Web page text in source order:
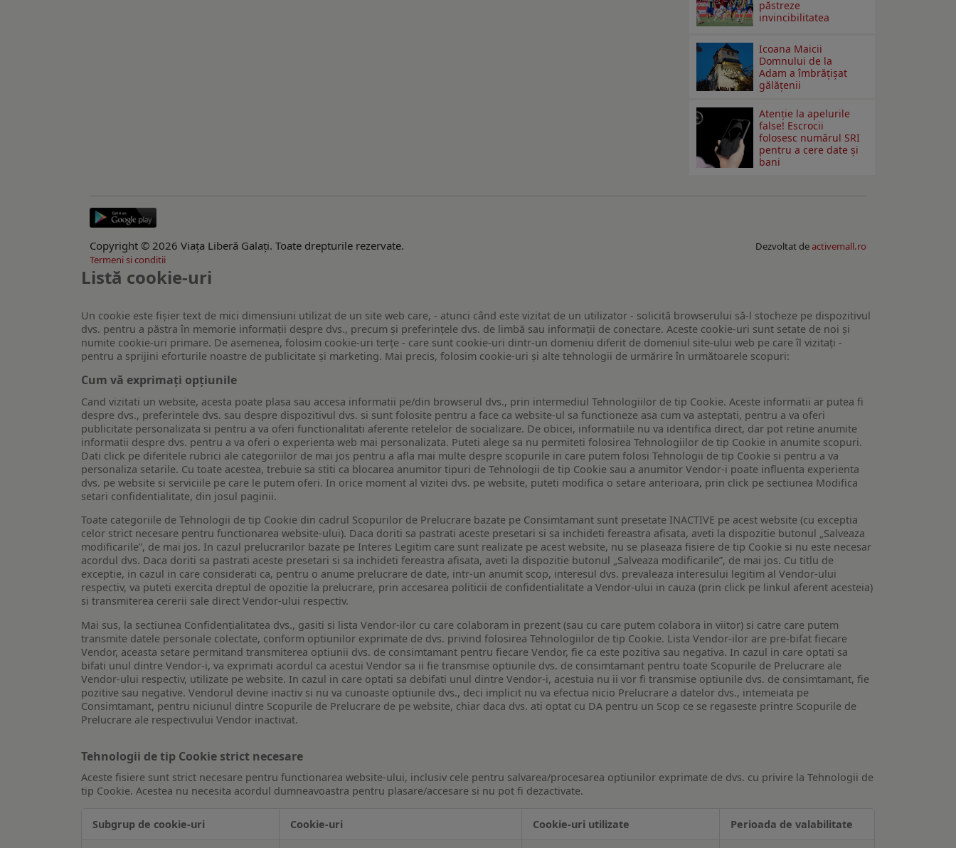
păstreze
invincibilitatea
Icoana Maicii
Domnului de la
Adam a îmbrățișat
gălățenii
Atenție la apelurile
false! Escrocii
folosesc numărul SRI
pentru a cere date și
bani
Copyright © 2026 Viaţa Liberă Galaţi. Toate drepturile rezervate. Dezvoltat deactivemall.ro
Termeni si conditii
Listă cookie-uri
Un cookie este fişier text de mici dimensiuni utilizat de un site web care, - atunci când este vizitat de un utilizator - solicită browserului să-l stocheze pe dispozitivul
dvs. pentru a păstra în memorie informații despre dvs., precum și preferințele dvs. de limbă sau informații de conectare. Aceste cookie-uri sunt setate de noi și
numite cookie-uri primare. De asemenea, folosim cookie-uri terțe - care sunt cookie-uri dintr-un domeniu diferit de domeniul site-ului web pe care îl vizitați -
pentru a sprijini eforturile noastre de publicitate și marketing. Mai precis, folosim cookie-uri și alte tehnologii de urmărire în următoarele scopuri:
Cum vă exprimați opțiunile
Cand vizitati un website, acesta poate plasa sau accesa informatii pe/din browserul dvs., prin intermediul Tehnologiilor de tip Cookie. Aceste informatii ar putea fi
despre dvs., preferintele dvs. sau despre dispozitivul dvs. si sunt folosite pentru a face ca website-ul sa functioneze asa cum va asteptati, pentru a va oferi
publicitate personalizata si pentru a va oferi functionalitati aferente retelelor de socializare. De obicei, informatiile nu va identifica direct, dar pot retine anumite
informatii despre dvs. pentru a va oferi o experienta web mai personalizata. Puteti alege sa nu permiteti folosirea Tehnologiilor de tip Cookie in anumite scopuri.
Dati click pe diferitele rubrici ale categoriilor de mai jos pentru a afla mai multe despre scopurile in care putem folosi Tehnologii de tip Cookie si pentru a va
personaliza setarile. Cu toate acestea, trebuie sa stiti ca blocarea anumitor tipuri de Tehnologii de tip Cookie sau a anumitor Vendor-i poate influenta experienta
dvs. pe website si serviciile pe care le putem oferi. In orice moment al vizitei dvs. pe website, puteti modifica o setare anterioara, prin click pe sectiunea Modifica
setari confidentialitate, din josul paginii.
Toate categoriile de Tehnologii de tip Cookie din cadrul Scopurilor de Prelucrare bazate pe Consimtamant sunt presetate INACTIVE pe acest website (cu exceptia
celor strict necesare pentru functionarea website-ului). Daca doriti sa pastrati aceste presetari si sa inchideti fereastra afisata, aveti la dispozitie butonul „Salveaza
modificarile”, de mai jos. In cazul prelucrarilor bazate pe Interes Legitim care sunt realizate pe acest website, nu se plaseaza fisiere de tip Cookie si nu este necesar
acordul dvs. Daca doriti sa pastrati aceste presetari si sa inchideti fereastra afisata, aveti la dispozitie butonul „Salveaza modificarile”, de mai jos. Cu titlu de
exceptie, in cazul in care considerati ca, pentru o anume prelucrare de date, intr-un anumit scop, interesul dvs. prevaleaza interesului legitim al Vendor-ului
respectiv, va puteti exercita dreptul de opozitie la prelucrare, prin accesarea politicii de confidentialitate a Vendor-ului in cauza (prin click pe linkul aferent acesteia)
si transmiterea cererii sale direct Vendor-ului respectiv.
Mai sus, la sectiunea Confidențialitatea dvs., gasiti si lista Vendor-ilor cu care colaboram in prezent (sau cu care putem colabora in viitor) si catre care putem
transmite datele personale colectate, conform optiunilor exprimate de dvs. privind folosirea Tehnologiilor de tip Cookie. Lista Vendor-ilor are pre-bifat fiecare
Vendor, aceasta setare permitand transmiterea optiunii dvs. de consimtamant pentru fiecare Vendor, fie ca este pozitiva sau negativa. In cazul in care optati sa
bifati unul dintre Vendor-i, va exprimati acordul ca acestui Vendor sa ii fie transmise optiunile dvs. de consimtamant pentru toate Scopurile de Prelucrare ale
Vendor-ului respectiv, utilizate pe website. In cazul in care optati sa debifati unul dintre Vendor-i, acestuia nu ii vor fi transmise optiunile dvs. de consimtamant, fie
pozitive sau negative. Vendorul devine inactiv si nu va cunoaste optiunile dvs., deci implicit nu va efectua nicio Prelucrare a datelor dvs., intemeiata pe
Consimtamant, pentru niciunul dintre Scopurile de Prelucrare de pe website, chiar daca dvs. ati optat cu DA pentru un Scop ce se regaseste printre Scopurile de
Prelucrare ale respectivului Vendor inactivat.
Tehnologii de tip Cookie strict necesare
Aceste fisiere sunt strict necesare pentru functionarea website-ului, inclusiv cele pentru salvarea/procesarea optiunilor exprimate de dvs. cu privire la Tehnologii de
tip Cookie. Acestea nu necesita acordul dumneavoastra pentru plasare/accesare si nu pot fi dezactivate.
Subgrup de cookie-uri Cookie-uri Cookie-uri utilizate Perioada de valabilitate